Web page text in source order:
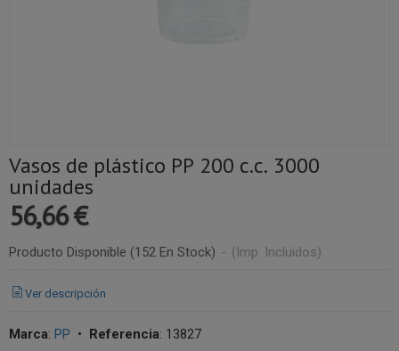
Vasos de plástico PP 200 c.c. 3000
unidades
56,66 €
Producto Disponible (152 En Stock) - (Imp. Incluidos)
Ver descripción
Marca: PP • Referencia: 13827